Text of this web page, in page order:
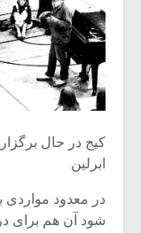
کیج در حال
ابرلین
در معدود مواردی
شود آن هم برای